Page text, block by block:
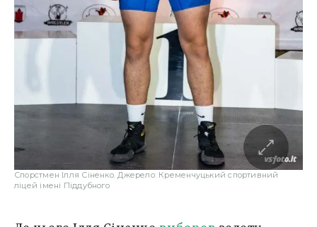
Спорстмен Ілля Сіненко. Джерело: Кременчуцький спортивний
ліцей імені Піддубного